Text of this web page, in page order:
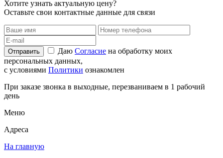
Хотите узнать актуальную цену?
Оставьте свои контактные данные для связи
Отправить Даю Согласие на обработку моих
персональных данных,
с условиями Политики ознакомлен
При заказе звонка в выходные, перезваниваем в 1 рабочий
день
Меню
Адреса
На главную